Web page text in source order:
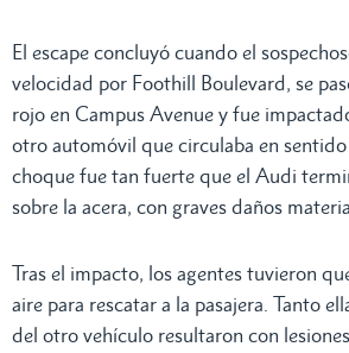
El escape concluyó cuando el
velocidad por Foothill Boulevard, se
rojo en Campus Avenue y fue
otro automóvil que circulaba en sentido
choque fue tan fuerte que el Audi
sobre la acera, con graves daños
Tras el impacto, los agentes tuvieron
aire para rescatar a la pasajera. Tanto
del otro vehículo resultaron con